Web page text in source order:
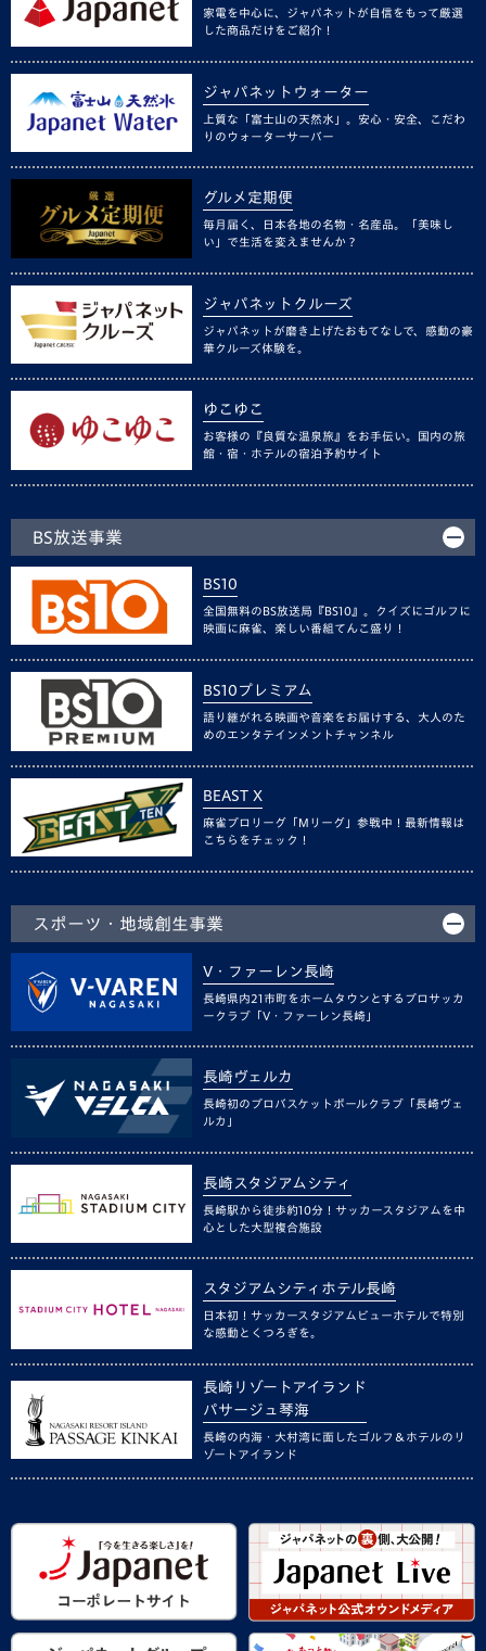
家電を中心に、ジャパネットが自信をもって厳選
した商品だけをご紹介！
ジャパネットウォーター
上質な「富士山の天然水」。安心・安全、こだわ
りのウォーターサーバー
グルメ定期便
毎月届く、日本各地の名物・名産品。「美味し
い」で生活を変えませんか？
ジャパネットクルーズ
ジャパネットが磨き上げたおもてなしで、感動の豪
華クルーズ体験を。
ゆこゆこ
お客様の『良質な温泉旅』をお手伝い。国内の旅
館・宿・ホテルの宿泊予約サイト
BS放送事業
BS10
全国無料のBS放送局『BS10』。クイズにゴルフに
映画に麻雀、楽しい番組てんこ盛り！
BS10プレミアム
語り継がれる映画や音楽をお届けする、大人のた
めのエンタテインメントチャンネル
BEAST X
麻雀プロリーグ「Mリーグ」参戦中！最新情報は
こちらをチェック！
スポーツ・地域創生事業
V・ファーレン長崎
長崎県内21市町をホームタウンとするプロサッカ
ークラブ「V・ファーレン長崎」
長崎ヴェルカ
長崎初のプロバスケットボールクラブ「長崎ヴェ
ルカ」
長崎スタジアムシティ
長崎駅から徒歩約10分！サッカースタジアムを中
心とした大型複合施設
スタジアムシティホテル長崎
日本初！サッカースタジアムビューホテルで特別
な感動とくつろぎを。
長崎リゾートアイランド
パサージュ琴海
長崎の内海・大村湾に面したゴルフ＆ホテルのリ
ゾートアイランド